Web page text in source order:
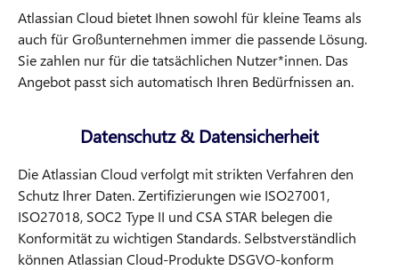
Atlassian Cloud bietet Ihnen sowohl für kleine Teams als
auch für Großunternehmen immer die passende Lösung.
Sie zahlen nur für die tatsächlichen Nutzer*innen. Das
Angebot passt sich automatisch Ihren Bedürfnissen an.
Datenschutz & Datensicherheit
Die Atlassian Cloud verfolgt mit strikten Verfahren den
Schutz Ihrer Daten. Zertifizierungen wie ISO27001,
ISO27018, SOC2 Type II und CSA STAR belegen die
Konformität zu wichtigen Standards. Selbstverständlich
können Atlassian Cloud-Produkte DSGVO-konform